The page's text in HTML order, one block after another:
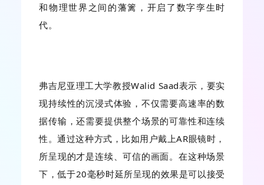
和物理世界之间的藩篱，开启了数字孪生时
代。
弗吉尼亚理工大学教授Walid Saad表示，要实
现持续性的沉浸式体验，不仅需要高速率的数
据传输，还需要提供整个场景的可靠性和连续
性。通过这种方式，比如用户戴上AR眼镜时，
所呈现的才是连续、可信的画面。在这种场景
下，低于20毫秒时延所呈现的效果是可以接受